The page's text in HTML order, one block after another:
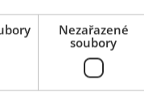
Nezařazené
soubory